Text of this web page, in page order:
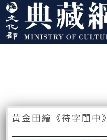
跳到主要內容
:::
黃金田繪《待字閨中》